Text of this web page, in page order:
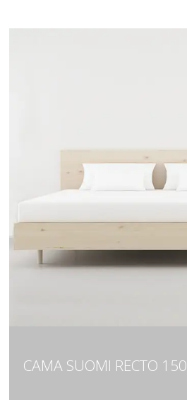
CAMA SUOMI RECTO 150